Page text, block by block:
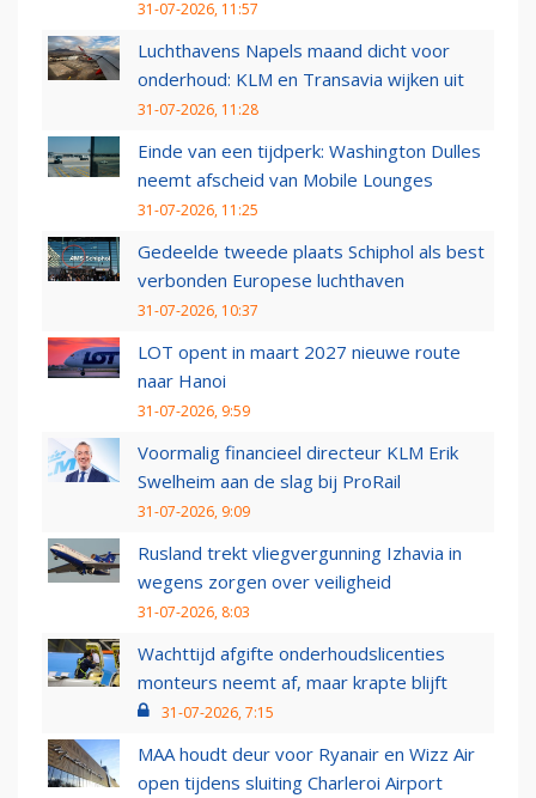
31-07-2026, 11:57
Luchthavens Napels maand dicht voor
onderhoud: KLM en Transavia wijken uit
31-07-2026, 11:28
Einde van een tijdperk: Washington Dulles
neemt afscheid van Mobile Lounges
31-07-2026, 11:25
Gedeelde tweede plaats Schiphol als best
verbonden Europese luchthaven
31-07-2026, 10:37
LOT opent in maart 2027 nieuwe route
naar Hanoi
31-07-2026, 9:59
Voormalig financieel directeur KLM Erik
Swelheim aan de slag bij ProRail
31-07-2026, 9:09
Rusland trekt vliegvergunning Izhavia in
wegens zorgen over veiligheid
31-07-2026, 8:03
Wachttijd afgifte onderhoudslicenties
monteurs neemt af, maar krapte blijft
31-07-2026, 7:15
MAA houdt deur voor Ryanair en Wizz Air
open tijdens sluiting Charleroi Airport